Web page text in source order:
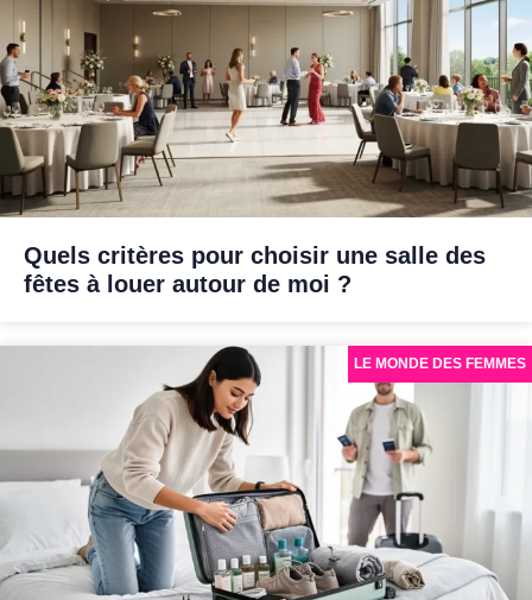
Quels critères pour choisir une salle des
fêtes à louer autour de moi ?
LE MONDE DES FEMMES